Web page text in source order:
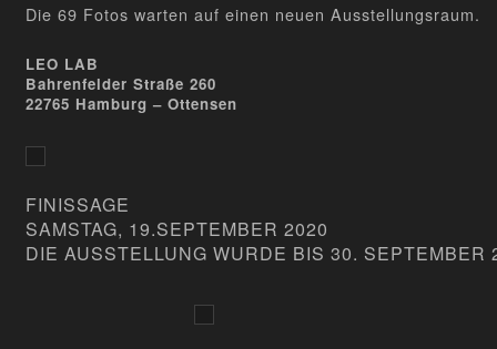
Die 69 Fotos warten auf einen neuen Ausstellungsraum.
LEO LAB
Bahrenfelder Straße 260
22765 Hamburg – Ottensen
FINISSAGE
SAMSTAG, 19.SEPTEMBER 2020
DIE AUSSTELLUNG WURDE BIS 30. SEPTEMBER